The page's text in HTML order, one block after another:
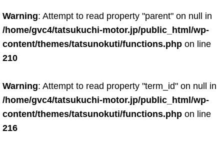
Warning: Attempt to read property "parent" on null in
/home/gvc4/tatsukuchi-motor.jp/public_html/wp-
content/themes/tatsunokuti/functions.php on line
210
Warning: Attempt to read property "term_id" on null in
/home/gvc4/tatsukuchi-motor.jp/public_html/wp-
content/themes/tatsunokuti/functions.php on line
216